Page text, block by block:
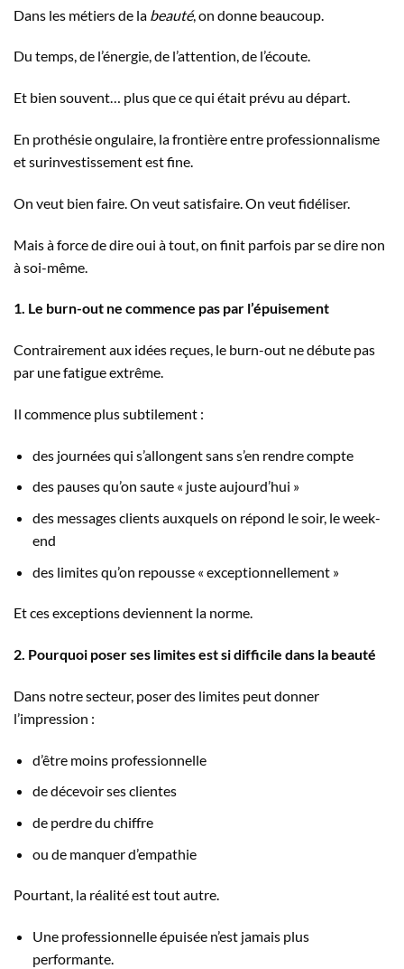
Dans les métiers de la beauté, on donne beaucoup.
Du temps, de l’énergie, de l’attention, de l’écoute.
Et bien souvent… plus que ce qui était prévu au départ.
En prothésie ongulaire, la frontière entre professionnalisme
et surinvestissement est fine.
On veut bien faire. On veut satisfaire. On veut fidéliser.
Mais à force de dire oui à tout, on finit parfois par se dire non
à soi-même.
1. Le burn-out ne commence pas par l’épuisement
Contrairement aux idées reçues, le burn-out ne débute pas
par une fatigue extrême.
Il commence plus subtilement :
des journées qui s’allongent sans s’en rendre compte
des pauses qu’on saute « juste aujourd’hui »
des messages clients auxquels on répond le soir, le week-
end
des limites qu’on repousse « exceptionnellement »
Et ces exceptions deviennent la norme.
2. Pourquoi poser ses limites est si difficile dans la beauté
Dans notre secteur, poser des limites peut donner
l’impression :
d’être moins professionnelle
de décevoir ses clientes
de perdre du chiffre
ou de manquer d’empathie
Pourtant, la réalité est tout autre.
Une professionnelle épuisée n’est jamais plus
performante.